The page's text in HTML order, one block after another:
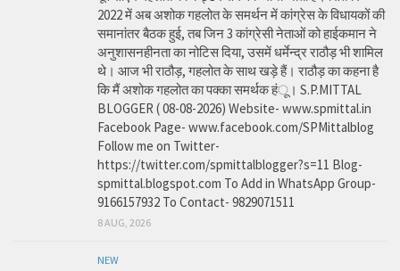
2022 में अब अशोक गहलोत के समर्थन में कांग्रेस के विधायकों की
समानांतर बैठक हुई, तब जिन 3 कांग्रेसी नेताओं को हाईकमान ने
अनुशासनहीनता का नोटिस दिया, उसमें धर्मेन्द्र राठौड़ भी शामिल
थे। आज भी राठौड़, गहलोत के साथ खड़े हैं। राठौड़ का कहना है
कि मैं अशोक गहलोत का पक्का समर्थक हंू। S.P.MITTAL
BLOGGER ( 08-08-2026) Website- www.spmittal.in
Facebook Page- www.facebook.com/SPMittalblog
Follow me on Twitter-
https://twitter.com/spmittalblogger?s=11 Blog-
spmittal.blogspot.com To Add in WhatsApp Group-
9166157932 To Contact- 9829071511
8 AUG, 2026
NEW